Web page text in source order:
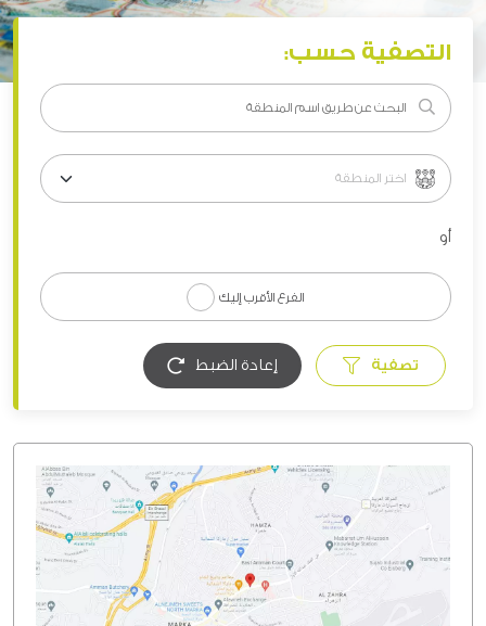
التصفية حسب:
أو
الفرع الأقرب إليك
تصفية إعادة الضبط